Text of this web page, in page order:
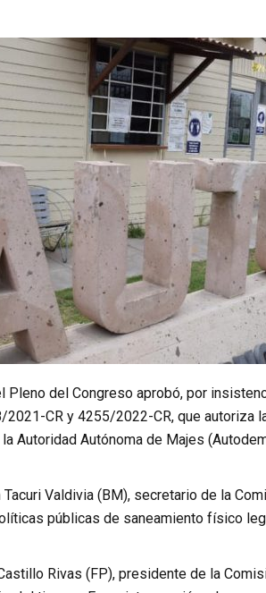
Pleno del Congreso aprobó, por
CR y 4255/2022-CR, que autoriza
Autoridad Autónoma de Majes
Tacuri Valdivia (BM), secretario de la
públicas de saneamiento físico
Rivas (FP), presidente de la